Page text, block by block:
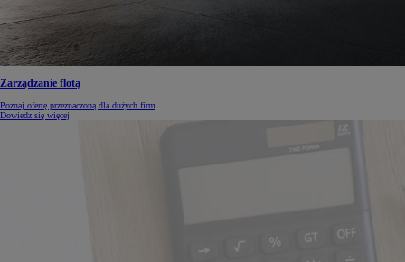
Zarządzanie flotą
Poznaj ofertę przeznaczoną dla dużych firm
Dowiedz się więcej